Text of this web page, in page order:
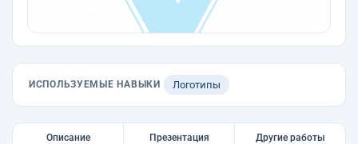
ИСПОЛЬЗУЕМЫЕ НАВЫКИ Логотипы
Описание Презентация Другие работы